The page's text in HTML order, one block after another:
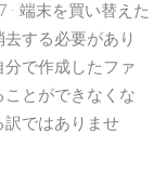
· 端末を買い替えた
する必要があり
で作成したファ
とができなくな
訳ではありませ